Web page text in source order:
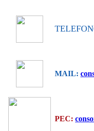
MAIL:
PEC: